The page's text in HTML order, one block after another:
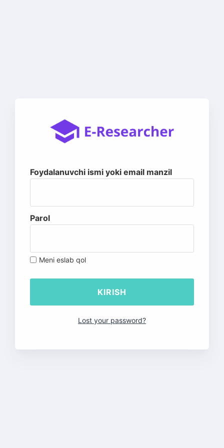
Foydalanuvchi ismi yoki email manzil
Parol
Meni eslab qol
Lost your password?